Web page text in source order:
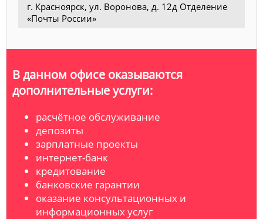
г. Красноярск, ул. Воронова, д. 12д Отделение
«Почты России»
В данном офисе оказываются
дополнительные услуги:
расчётное обслуживание
депозиты
зарплатные проекты
интернет-банк
кредитование
банковские гарантии
оказание консультационных и
информационных услуг